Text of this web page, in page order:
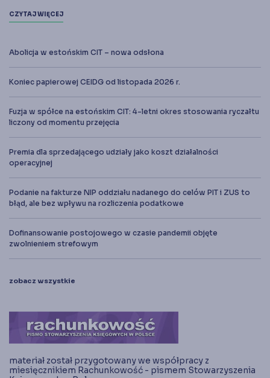
CZYTAJ WIĘCEJ
Abolicja w estońskim CIT – nowa odsłona
Koniec papierowej CEIDG od listopada 2026 r.
Fuzja w spółce na estońskim CIT: 4-letni okres stosowania ryczałtu
liczony od momentu przejęcia
Premia dla sprzedającego udziały jako koszt działalności
operacyjnej
Podanie na fakturze NIP oddziału nadanego do celów PIT i ZUS to
błąd, ale bez wpływu na rozliczenia podatkowe
Dofinansowanie postojowego w czasie pandemii objęte
zwolnieniem strefowym
zobacz wszystkie
materiał został przygotowany we współpracy z
miesięcznikiem Rachunkowość - pismem Stowarzyszenia